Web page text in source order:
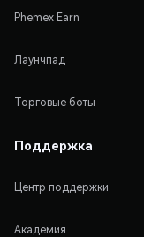
Phemex Earn
Лаунчпад
Торговые боты
Поддержка
Центр поддержки
Академия